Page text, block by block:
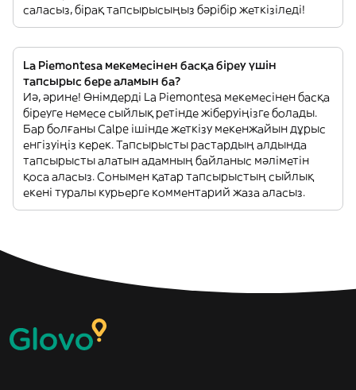
саласыз, бірақ тапсырысыңыз бәрібір жеткізіледі!
La Piemontesa мекемесінен басқа біреу үшін
тапсырыс бере аламын ба?
Иә, әрине! Өнімдерді La Piemontesa мекемесінен басқа
біреуге немесе сыйлық ретінде жіберуіңізге болады.
Бар болғаны Calpe ішінде жеткізу мекенжайын дұрыс
енгізуіңіз керек. Тапсырысты растардың алдында
тапсырысты алатын адамның байланыс мәліметін
қоса аласыз. Сонымен қатар тапсырыстың сыйлық
екені туралы курьерге комментарий жаза аласыз.